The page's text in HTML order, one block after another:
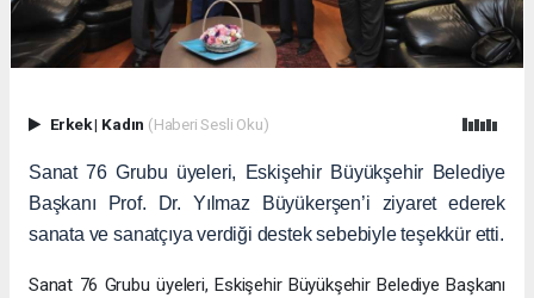
Erkek| Kadın (Haberi Sesli Oku)
Sanat 76 Grubu üyeleri, Eskişehir Büyükşehir Belediye
Başkanı Prof. Dr. Yılmaz Büyükerşen’i ziyaret ederek
sanata ve sanatçıya verdiği destek sebebiyle teşekkür etti.
Sanat 76 Grubu üyeleri, Eskişehir Büyükşehir Belediye Başkanı